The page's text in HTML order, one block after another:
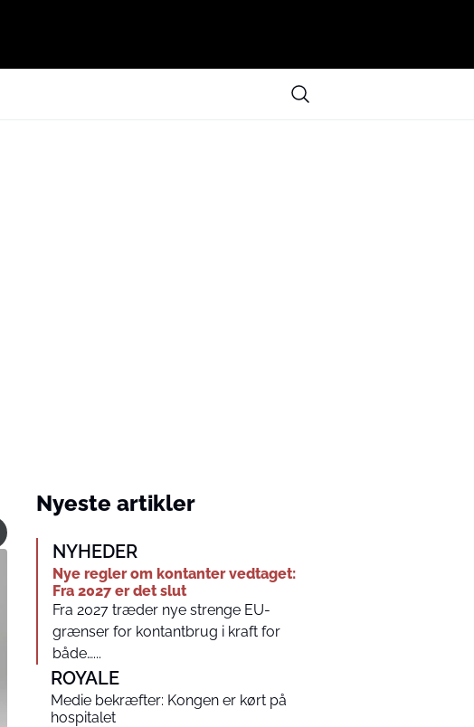
Nyeste artikler
NYHEDER
Nye regler om kontanter vedtaget:
Fra 2027 er det slut
Fra 2027 træder nye strenge EU-
grænser for kontantbrug i kraft for
både…...
ROYALE
Medie bekræfter: Kongen er kørt på
hospitalet